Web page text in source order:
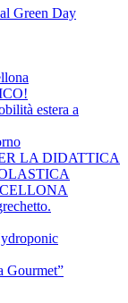
Green Day
estera a
LA DIDATTICA
Gourmet”